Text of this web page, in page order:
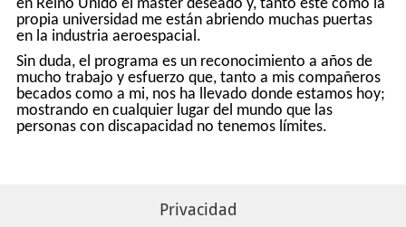
en Reino Unido el máster deseado y, tanto éste como la
propia universidad me están abriendo muchas puertas
en la industria aeroespacial.
Sin duda, el programa es un reconocimiento a años de
mucho trabajo y esfuerzo que, tanto a mis compañeros
becados como a mi, nos ha llevado donde estamos hoy;
mostrando en cualquier lugar del mundo que las
personas con discapacidad no tenemos límites.
Privacidad